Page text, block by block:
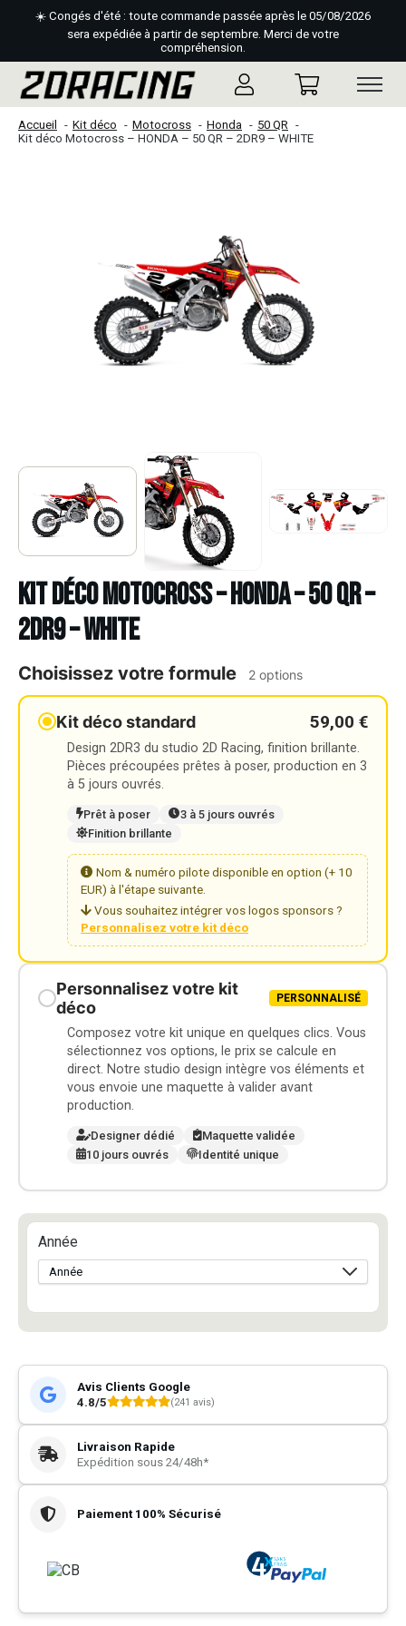
☀️ Congés d'été : toute commande passée après le 05/08/2026
sera expédiée à partir de septembre. Merci de votre
compréhension.
Accueil Kit déco Motocross Honda
50 QR
Kit déco Motocross – HONDA – 50 QR – 2DR9 – WHITE
Kit déco Motocross – HONDA – 50 QR –
2DR9 – WHITE
Choisissez votre formule 2 options
Kit déco standard 59,00 €
Design 2DR3 du studio 2D Racing, finition brillante.
Pièces précoupées prêtes à poser, production en 3
à 5 jours ouvrés.
Prêt à poser
3 à 5 jours ouvrés
Finition brillante
Nom & numéro pilote disponible en option (+ 10
EUR) à l'étape suivante.
Vous souhaitez intégrer vos logos sponsors ?
Personnalisez votre kit déco
Personnalisez votre kit
déco
PERSONNALISÉ
Composez votre kit unique en quelques clics. Vous
sélectionnez vos options, le prix se calcule en
direct. Notre studio design intègre vos éléments et
vous envoie une maquette à valider avant
production.
Designer dédié
Maquette validée
10 jours ouvrés
Identité unique
Année
Avis Clients Google
4.8/5
(241 avis)
Livraison Rapide
Expédition sous 24/48h*
Paiement 100% Sécurisé